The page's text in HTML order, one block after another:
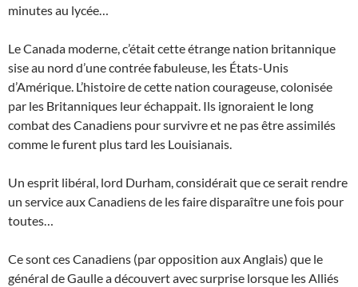
minutes au lycée…
Le Canada moderne, c’était cette étrange nation britannique
sise au nord d’une contrée fabuleuse, les États-Unis
d’Amérique. L’histoire de cette nation courageuse, colonisée
par les Britanniques leur échappait. Ils ignoraient le long
combat des Canadiens pour survivre et ne pas être assimilés
comme le furent plus tard les Louisianais.
Un esprit libéral, lord Durham, considérait que ce serait rendre
un service aux Canadiens de les faire disparaître une fois pour
toutes…
Ce sont ces Canadiens (par opposition aux Anglais) que le
général de Gaulle a découvert avec surprise lorsque les Alliés